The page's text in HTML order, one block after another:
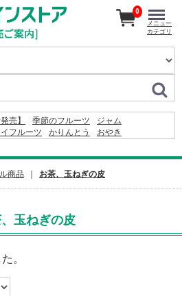
発売】 季節のフルーツ
ジャム
イフルーツ
かりんとう
おやき
カレー 2027 コーヒー
りんごかりんとう
0
メニュー
カテゴリ
商品 お茶、玉ねぎの皮
玉ねぎの皮
。